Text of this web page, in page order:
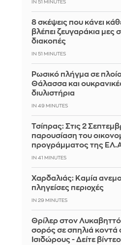
IN 51 MINUTES
8 σκέψεις που κάνει
βλέπει ζευγαράκια μες
διακοπές
IN 51 MINUTES
Ρωσικό πλήγμα σε
Θάλασσα και
διυλιστήρια
IN 49 MINUTES
Τσίπρας: Στις 2
παρουσίαση του
προγράμματος της
IN 41 MINUTES
Χαρδαλιάς: Καμία
πληγείσες περιοχές
IN 29 MINUTES
Θρίλερ στον
σορός σε σπηλιά κοντά
Ισιδώρους - Δείτε βίντεο